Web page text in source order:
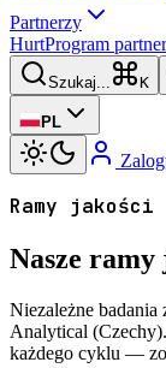
Partnerzy
HurtProgram
Szukaj... K
PL
Ramy jakości
Nasze ramy
Niezależne
Analytical
każdego cyklu —